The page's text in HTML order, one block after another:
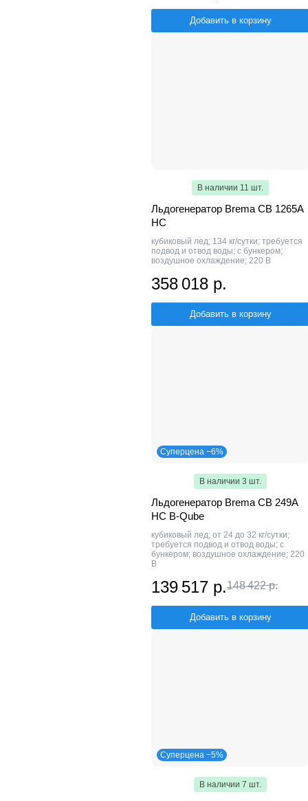
Добавить в корзину
В наличии 11 шт.
Льдогенератор Brema CB 1265A
HC
кубиковый лед; 134 кг/сутки; требуется
подвод и отвод воды; с бункером;
воздушное охлаждение; 220 В
358 018 р.
Добавить в корзину
Суперцена −6%
В наличии 3 шт.
Льдогенератор Brema CB 249A
HC B-Qube
кубиковый лед; от 24 до 32 кг/сутки;
требуется подвод и отвод воды; с
бункером; воздушное охлаждение; 220
В
139 517 р.148 422 р.
Добавить в корзину
Суперцена −5%
В наличии 7 шт.